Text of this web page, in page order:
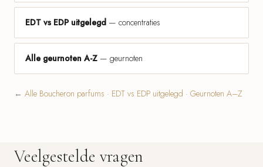
EDT vs EDP uitgelegd — concentraties
Alle geurnoten A-Z — geurnoten
← Alle Boucheron parfums · EDT vs EDP uitgelegd · Geurnoten A–Z
Veelgestelde vragen